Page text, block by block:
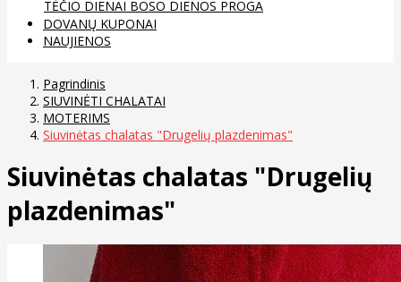
TĖČIO DIENAI BOSO DIENOS PROGA
DOVANŲ KUPONAI
NAUJIENOS
Pagrindinis
SIUVINĖTI CHALATAI
MOTERIMS
Siuvinėtas chalatas "Drugelių plazdenimas"
Siuvinėtas chalatas "Drugelių
plazdenimas"